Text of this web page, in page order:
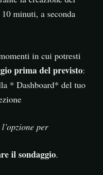
minuti, a seconda
in cui potresti
prima del previsto:
* Dashboard* del tuo
per
il sondaggio.